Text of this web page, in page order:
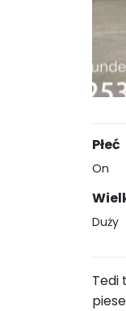
Płeć
On
Duży
Tedi